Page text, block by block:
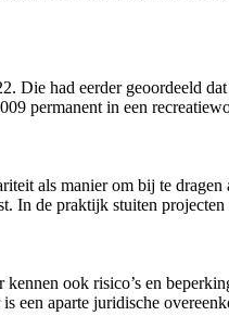
had eerder geoordeeld
permanent in een
als manier om bij te
In de praktijk stuiten
ook risico’s en
een aparte juridische